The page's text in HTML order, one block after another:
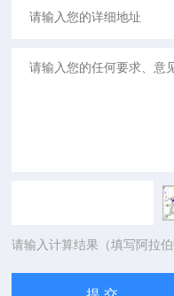
请输入计算结果（填写阿拉